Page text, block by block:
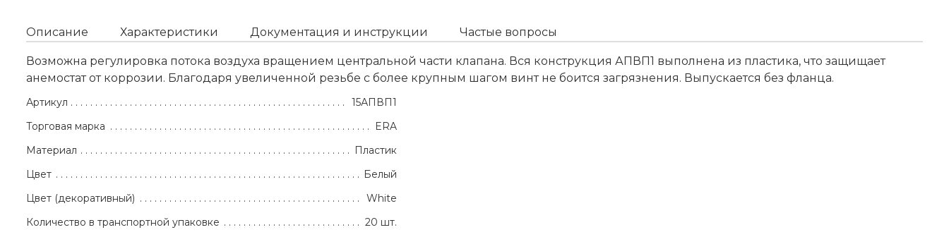
Описание Характеристики Документация и инструкции Частые вопросы
Возможна регулировка потока воздуха вращением центральной части клапана. Вся конструкция АПВП1 выполнена из пластика, что защищает
анемостат от коррозии. Благодаря увеличенной резьбе с более крупным шагом винт не боится загрязнения. Выпускается без фланца.
Артикул
15АПВП1
Торговая марка
ERA
Материал
Пластик
Цвет
Белый
Цвет (декоративный)
White
Количество в транспортной упаковке
20 шт.